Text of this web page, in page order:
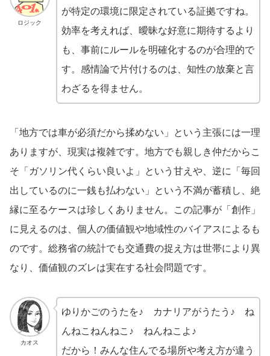
ロジック
が特定の環境に限定されている証拠ですね。
効率を考えれば、曖昧な好意に期待するより
も、事前にルールを明確化するのが合理的で
す。感情論で片付けるのは、知性の放棄と言
わざるを得ません。
「地方では車が必須だから揉めない」という主張には一理
ありますが、現実は複雑です。地方でも親しき仲だからこ
そ「ガソリン代くらい良いよ」という甘えや、逆に「毎回
出しているのに一銭も払わない」という不満が蓄積し、絶
縁に至るケースは珍しくありません。この記事が「創作」
に見えるのは、個人の価値観や地域性のバイアスによるも
のです。総務省の統計でも交通費の捉え方は世帯により異
なり、価値観のズレは実在する社会問題です。
カオス
ゆりかごのうたを♪ カナリアがうたう♪ ね
んねこねんねこ♪ ねんねこよ♪
だから！みんな住んでる場所や考え方が違う